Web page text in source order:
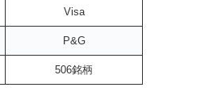
Visa
P&G
506銘柄